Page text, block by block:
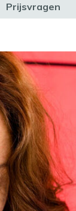
Prijsvragen